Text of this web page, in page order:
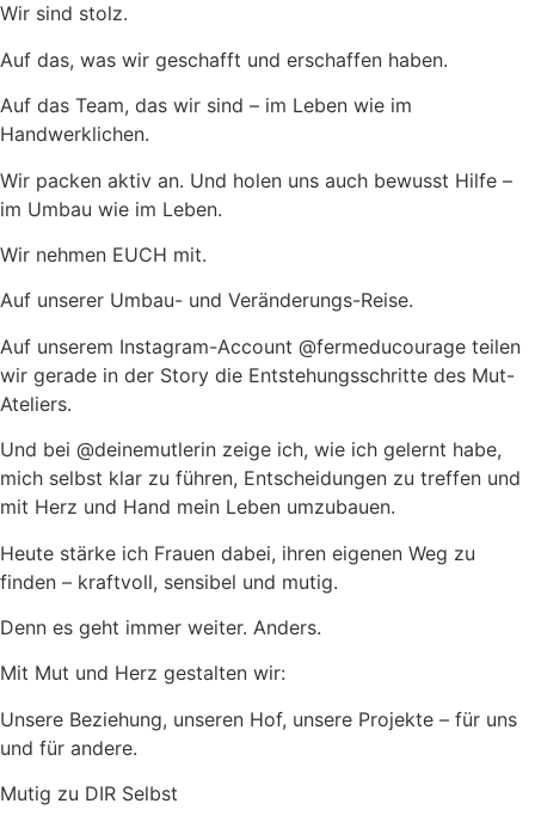
Wir sind stolz.
Auf das, was wir geschafft und erschaffen haben.
Auf das Team, das wir sind – im Leben wie im
Handwerklichen.
Wir packen aktiv an. Und holen uns auch bewusst Hilfe –
im Umbau wie im Leben.
Wir nehmen EUCH mit.
Auf unserer Umbau- und Veränderungs-Reise.
Auf unserem Instagram-Account @fermeducourage teilen
wir gerade in der Story die Entstehungsschritte des Mut-
Ateliers.
Und bei @deinemutlerin zeige ich, wie ich gelernt habe,
mich selbst klar zu führen, Entscheidungen zu treffen und
mit Herz und Hand mein Leben umzubauen.
Heute stärke ich Frauen dabei, ihren eigenen Weg zu
finden – kraftvoll, sensibel und mutig.
Denn es geht immer weiter. Anders.
Mit Mut und Herz gestalten wir:
Unsere Beziehung, unseren Hof, unsere Projekte – für uns
und für andere.
Mutig zu DIR Selbst